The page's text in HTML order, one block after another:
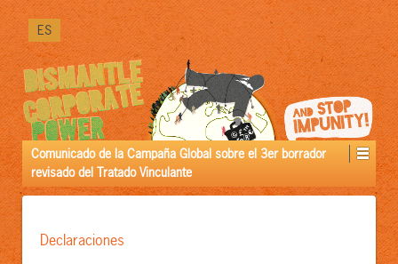
PRÓXIMAMENTE
DISPONIBLE
IN
[LINK]VERSIÓN
PREMIUM[/LINK]:
ES
Comunicado de la Campaña Global sobre el 3er borrador
revisado del Tratado Vinculante
Declaraciones